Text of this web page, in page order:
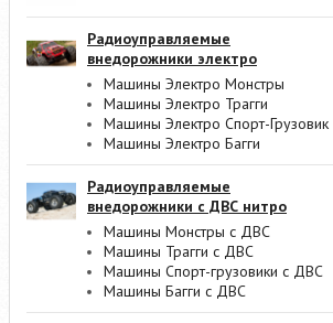
Радиоуправляемые
внедорожники электро
Машины Электро Монстры
Машины Электро Трагги
Машины Электро Спорт-Грузовик
Машины Электро Багги
Радиоуправляемые
внедорожники с ДВС нитро
Машины Монстры с ДВС
Машины Трагги с ДВС
Машины Спорт-грузовики с ДВС
Машины Багги с ДВС